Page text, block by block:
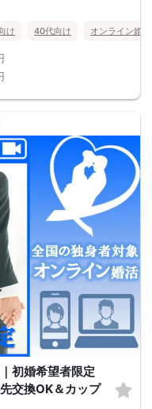
け 40代向け オンライン婚活
初婚希望者限定
交換OK＆カップ